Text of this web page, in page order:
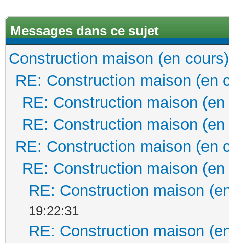
Messages dans ce sujet
Construction maison (en cours)
RE: Construction maison (en
RE: Construction maison
RE: Construction maison
RE: Construction maison (en
RE: Construction maison
RE: Construction maison
19:22:31
RE: Construction maison